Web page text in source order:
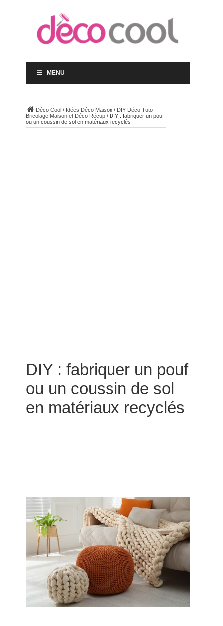
MENU
Déco Cool/ Idées Déco Maison/ DIY Déco Tuto
Bricolage Maison et Déco Récup/ DIY : fabriquer un pouf
ou un coussin de sol en matériaux recyclés
DIY : fabriquer un pouf
ou un coussin de sol
en matériaux recyclés